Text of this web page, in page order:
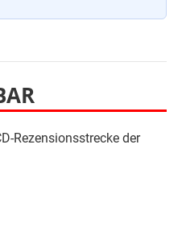
Rezensionsstrecke der